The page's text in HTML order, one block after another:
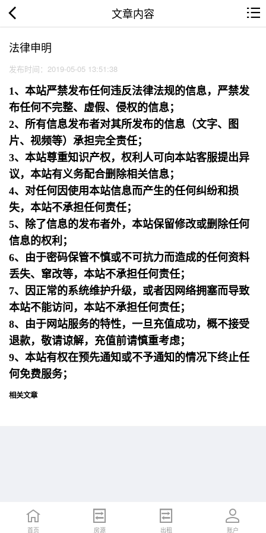
文章内容
法律申明
发布时间：2019-05-05 13:51:38
1、本站严禁发布任何违反法律法规的信息，严禁发
布任何不完整、虚假、侵权的信息；
2、所有信息发布者对其所发布的信息（文字、图
片、视频等）承担完全责任；
3、本站尊重知识产权，权利人可向本站客服提出异
议，本站有义务配合删除相关信息；
4、对任何因使用本站信息而产生的任何纠纷和损
失，本站不承担任何责任；
5、除了信息的发布者外，本站保留修改或删除任何
信息的权利；
6、由于密码保管不慎或不可抗力而造成的任何资料
丢失、窜改等，本站不承担任何责任；
7、因正常的系统维护升级，或者因网络拥塞而导致
本站不能访问，本站不承担任何责任；
8、由于网站服务的特性，一旦充值成功，概不接受
退款，敬请谅解，充值前请慎重考虑；
9、本站有权在预先通知或不予通知的情况下终止任
何免费服务；
相关文章
首页 招聘 简历 账户
首页 房源 出租 账户